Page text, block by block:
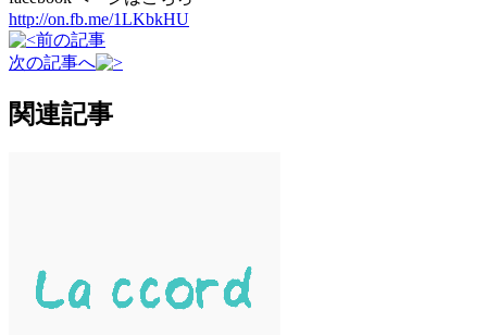
http://on.fb.me/1LKbkHU
前の記事
次の記事へ
関連記事